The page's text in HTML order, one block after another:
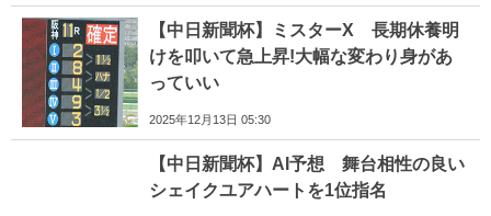
【中日新聞杯】ミスターX 長期休養明
けを叩いて急上昇!大幅な変わり身があ
っていい
2025年12月13日 05:30
【中日新聞杯】AI予想 舞台相性の良い
シェイクユアハートを1位指名